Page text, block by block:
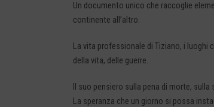
Un documento unico che raccoglie
continente all’altro.
La vita professionale di Tiziano, i luoghi
della vita, delle guerre.
Il suo pensiero sulla pena di morte,
La speranza che un giorno si possa